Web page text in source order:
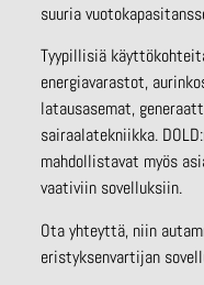
suuria
Tyypillisiä
energiavarastot,
latausasemat,
sairaalatekniikka.
mahdollistavat myös
vaativiin sovelluksiin.
Ota yhteyttä, niin
eristyksenvartijan